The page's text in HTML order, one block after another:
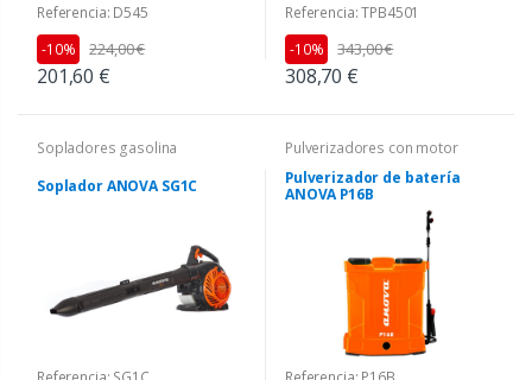
Referencia: D545
201,60 €
-10% 224,00 €
Referencia: TPB4501
308,70 €
-10% 343,00 €
Sopladores gasolina
Soplador ANOVA SG1C
Pulverizadores con motor
Pulverizador de batería
ANOVA P16B